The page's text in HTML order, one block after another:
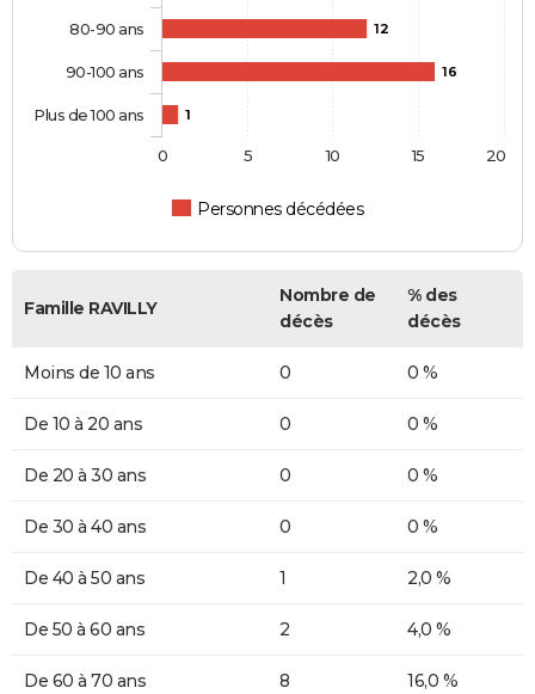
12
16
1
Personnes décédées
80-90 ans
90-100 ans
Plus de 100 ans
0 5 10 15 20
Famille RAVILLY
Nombre de
décès
% des
décès
Moins de 10 ans 0 0 %
De 10 à 20 ans 0 0 %
De 20 à 30 ans 0 0 %
De 30 à 40 ans 0 0 %
De 40 à 50 ans 1 2,0 %
De 50 à 60 ans 2 4,0 %
De 60 à 70 ans 8 16,0 %